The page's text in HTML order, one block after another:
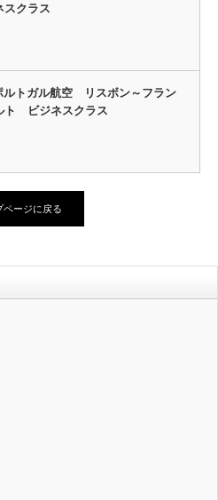
スクラス
ルトガル航空 リスボン～フラン
ト ビジネスクラス
ページに戻る